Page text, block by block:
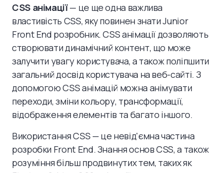
CSS анімації— це ще одна важлива
властивість CSS, яку повинен знати Junior
Front End розробник. CSS анімації дозволяють
створювати динамічний контент, що може
залучити увагу користувача, а також поліпшити
загальний досвід користувача на веб-сайті. З
допомогою CSS анімацій можна анімувати
переходи, зміни кольору, трансформації,
відображення елементів та багато іншого.
Використання CSS — це невід'ємна частина
розробки Front End. Знання основ CSS, а також
розуміння більш продвинутих тем, таких як